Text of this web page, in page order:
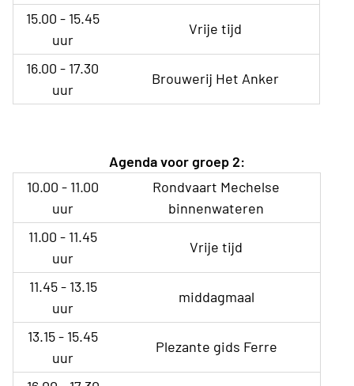
15.00 - 15.45
uur
Vrije tijd
16.00 - 17.30
uur
Brouwerij Het Anker
Agenda voor groep 2:
10.00 - 11.00
uur
Rondvaart Mechelse
binnenwateren
11.00 - 11.45
uur
Vrije tijd
11.45 - 13.15
uur
middagmaal
13.15 - 15.45
uur
Plezante gids Ferre